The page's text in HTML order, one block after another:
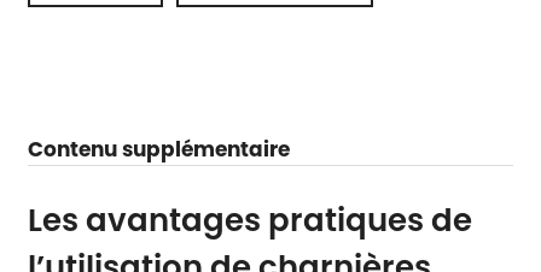
Contenu supplémentaire
Les avantages pratiques de